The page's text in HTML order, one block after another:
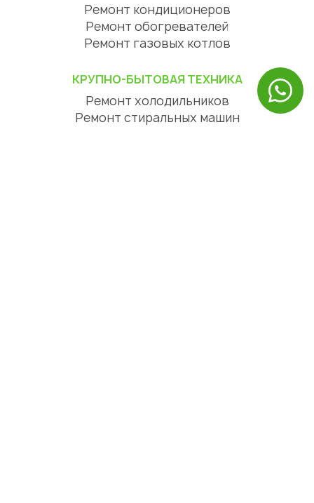
Ремонт кондиционеров
Ремонт обогревателей
Ремонт газовых котлов
КРУПНО-БЫТОВАЯ ТЕХНИКА
Ремонт холодильников
Ремонт стиральных машин